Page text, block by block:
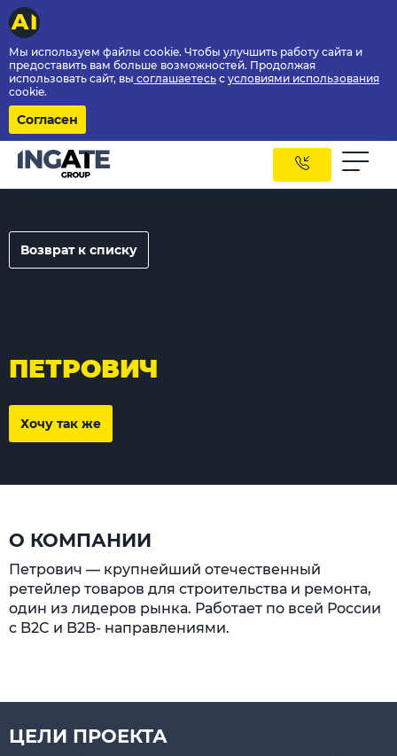
Мы используем файлы cookie. Чтобы улучшить работу сайта и
предоставить вам больше возможностей. Продолжая
использовать сайт, вы соглашаетесь с условиями использования
cookie.
Согласен
Возврат к списку
ПЕТРОВИЧ
Хочу так же
О КОМПАНИИ
Петрович — крупнейший отечественный
ретейлер товаров для строительства и ремонта,
один из лидеров рынка. Работает по всей России
с B2C и B2B- направлениями.
ЦЕЛИ ПРОЕКТА